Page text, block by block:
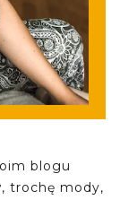
blogu
trochę mody,